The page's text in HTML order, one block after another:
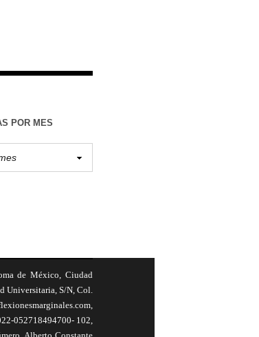
POR MES
de México, Ciudad
Universitaria, S/N, Col.
052718494700- 102,